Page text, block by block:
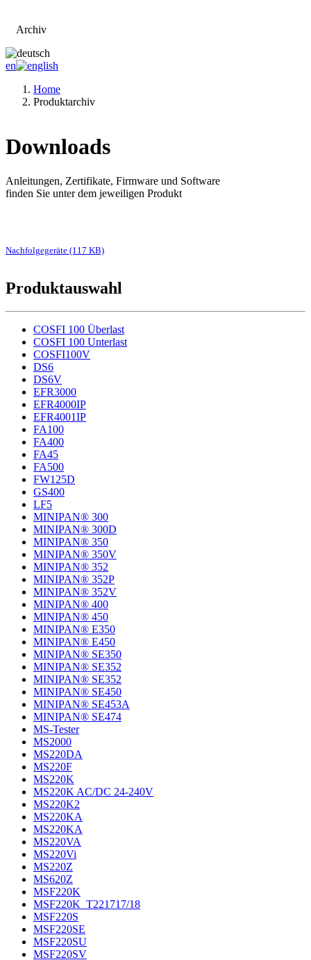
Archiv
en
Home
Produktarchiv
Downloads
Anleitungen, Zertifikate, Firmware und Software
finden Sie unter dem jeweiligen Produkt
Nachfolgegeräte (117 KB)
Produktauswahl
COSFI 100 Überlast
COSFI 100 Unterlast
COSFI100V
DS6
DS6V
EFR3000
EFR4000IP
EFR4001IP
FA100
FA400
FA45
FA500
FW125D
GS400
LF5
MINIPAN® 300
MINIPAN® 300D
MINIPAN® 350
MINIPAN® 350V
MINIPAN® 352
MINIPAN® 352P
MINIPAN® 352V
MINIPAN® 400
MINIPAN® 450
MINIPAN® E350
MINIPAN® E450
MINIPAN® SE350
MINIPAN® SE352
MINIPAN® SE352
MINIPAN® SE450
MINIPAN® SE453A
MINIPAN® SE474
MS-Tester
MS2000
MS220DA
MS220F
MS220K
MS220K AC/DC 24-240V
MS220K2
MS220KA
MS220KA
MS220VA
MS220Vi
MS220Z
MS620Z
MSF220K
MSF220K_T221717/18
MSF220S
MSF220SE
MSF220SU
MSF220SV